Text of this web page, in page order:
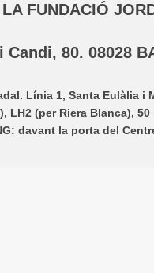
FUNDACIÓ
80. 08028
Línia 1, Santa Eulàlia i
LH2 (per Riera Blanca), 50
davant la porta del